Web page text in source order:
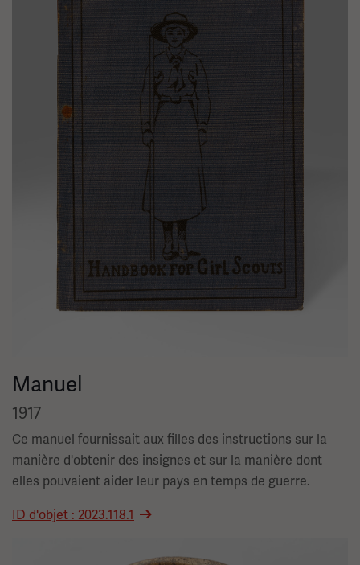
Manuel
1917
Ce manuel fournissait aux filles des instructions sur la
manière d'obtenir des insignes et sur la manière dont
elles pouvaient aider leur pays en temps de guerre.
ID d'objet : 2023.118.1